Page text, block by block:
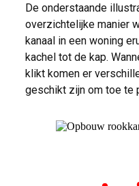
De onderstaande
overzichtelijke manier
kanaal in een woning
kachel tot de kap.
klikt komen er
geschikt zijn om toe te